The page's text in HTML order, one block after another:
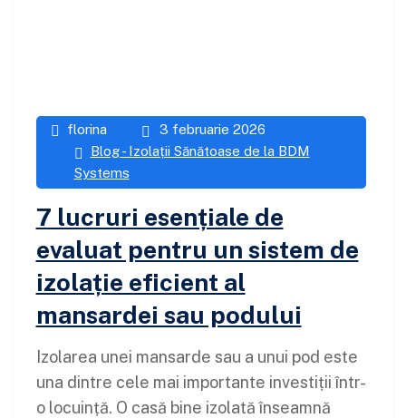
florina
3 februarie 2026
Blog - Izolații Sănătoase de la BDM
Systems
7 lucruri esențiale de
evaluat pentru un sistem de
izolație eficient al
mansardei sau podului
Izolarea unei mansarde sau a unui pod este
una dintre cele mai importante investiții într-
o locuință. O casă bine izolată înseamnă